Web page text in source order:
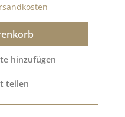
hinzufügen
teilen